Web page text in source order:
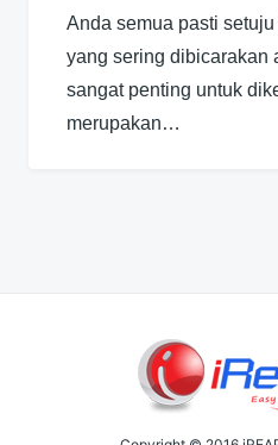
Anda semua pasti
yang sering dibicarakan
sangat penting untuk
merupakan…